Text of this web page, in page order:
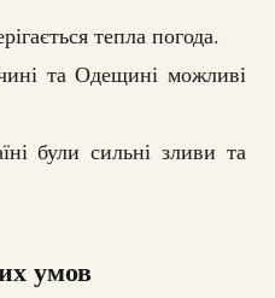
тепла погода.
та Одещині можливі
були сильні зливи та
умов